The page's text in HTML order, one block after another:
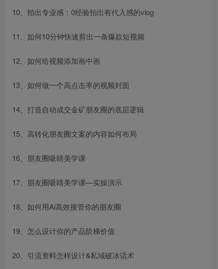
10、拍出专业感：0经验拍出有代入感的vlog
11、如何10分钟快速剪出一条爆款短视频
12、如何给视频添加画中画
13、如何做一个高点击率的视频封面
14、打造自动成交金矿朋友圈的底层逻辑
15、高转化朋友圈文案的内容如何布局
16、朋友圈吸睛美学课
17、朋友圈吸睛美学课—实操演示
18、如何用Ai高效接管你的朋友圈
19、怎么设计你的产品阶梯价值
20、引流资料怎样设计&私域破冰话术